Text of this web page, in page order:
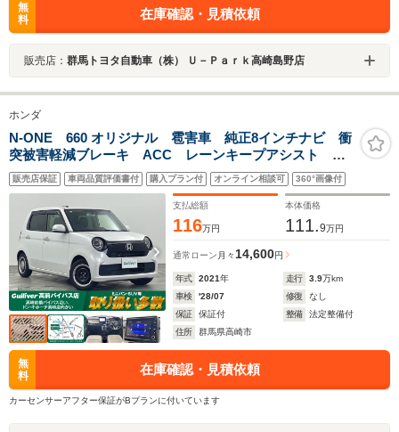
無
料
在庫確認・見積依頼
販売店： 群馬トヨタ自動車（株） Ｕ－Ｐａｒｋ高崎島野店
ホンダ
N-ONE 660 オリジナル 雹害車 純正8インチナビ 衝
突被害軽減ブレーキ ACC レーンキープアシスト コ
ーナーセンサー オートLEDライト ハーフレザーシー
ト スマートキー プッシュスタート ドライブレコー
ダー ETC 禁煙
販売店保証 車両品質評価書付 購入プラン付 オンライン相談可 360°画像付
支払総額
116万円
本体価格
111.9万円
通常ローン 月々 14,600円
年式 2021年 走行 3.9万km
車検
'28/07 修復
なし
保証
保証付 整備
法定整備付
住所
群馬県高崎市
無
料
在庫確認・見積依頼
カーセンサーアフター保証がBプランに付いています